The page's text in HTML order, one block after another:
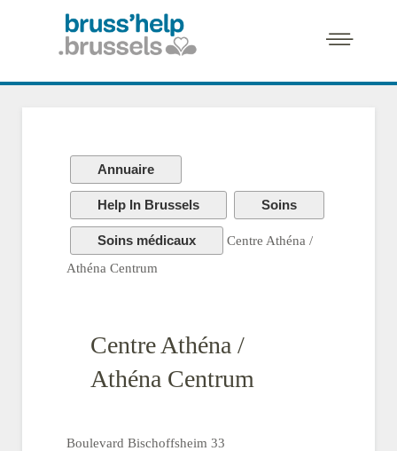
Annuaire
Help In Brussels Soins
Soins médicaux
Centre Athéna /
Athéna Centrum
Centre Athéna /
Athéna Centrum
Boulevard Bischoffsheim 33